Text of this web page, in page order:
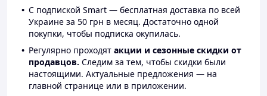
С подпиской Smart — бесплатная доставка по всей
Украине за 50 грн в месяц. Достаточно одной
покупки, чтобы подписка окупилась.
Регулярно проходят акции и сезонные скидки от
продавцов. Следим за тем, чтобы скидки были
настоящими. Актуальные предложения — на
главной странице или в приложении.